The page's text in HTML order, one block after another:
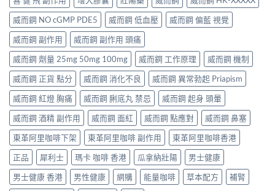
威而鋼 NO cGMP PDE5
威而鋼 低血壓
威而鋼 偏藍 視覺
威而鋼 副作用
威而鋼 副作用 頭痛
威而鋼 劑量 25mg 50mg 100mg
威而鋼 工作原理
威而鋼 機制
威而鋼 正貨 點分
威而鋼 消化不良
威而鋼 異常勃起 Priapism
威而鋼 紅燈 胸痛
威而鋼 脷底丸 禁忌
威而鋼 起身 頭暈
威而鋼 酒精 副作用
威而鋼 面紅 威而鋼 點應對
威而鋼 鼻塞
東革阿里咖啡下架
東革阿里咖啡 副作用
東革阿里咖啡香港
正品
犀利士 瑪卡 咖啡 香港 瓜拿納壯陽
男士健康
男士健康 香港
男性健康 網購 能量咖啡 草本配方
補腎